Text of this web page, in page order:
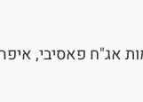
אג"ח פאסיבי,